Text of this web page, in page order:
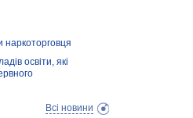
наркоторговця
освіти, які
Всі новини